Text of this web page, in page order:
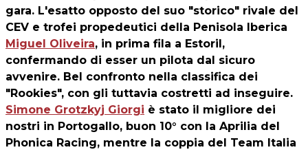
gara. L'esatto opposto del suo "storico" rivale del
CEV e trofei propedeutici della Penisola Iberica
Miguel Oliveira, in prima fila a Estoril,
confermando di esser un pilota dal sicuro
avvenire. Bel confronto nella classifica dei
"Rookies", con gli tuttavia costretti ad inseguire.
Simone Grotzkyj Giorgi è stato il migliore dei
nostri in Portogallo, buon 10° con la Aprilia del
Phonica Racing, mentre la coppia del Team Italia